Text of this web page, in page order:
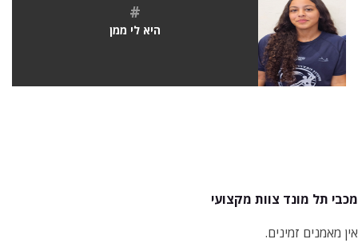
#
היא לי ממן
מכבי תל מונד צוות מקצועי
אין מאמנים זמינים.